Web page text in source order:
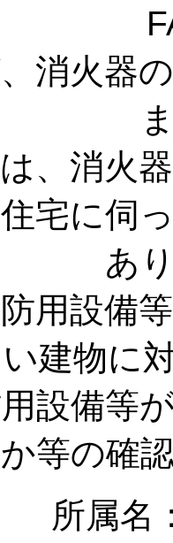
消火器
、消火
宅に伺
あ
用設備
建物に
設備等
等の確
所属名